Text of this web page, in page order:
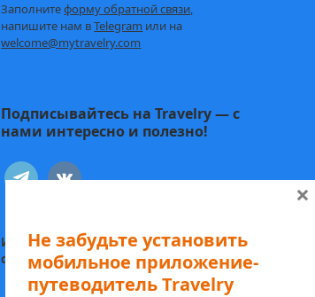
Заполнитеформу обратной связи,
напишите нам вTelegram или на
welcome@mytravelry.com
Подписывайтесь на Travelry — с
нами интересно и полезно!
telegramvkontakte
Иду к себе:Статьи о психологии и
саморазвитии
Не забудьте установить
мобильное приложение-
путеводитель Travelry
×